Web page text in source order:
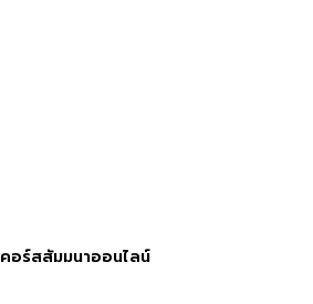
คอร์สสัมมนาออนไลน์